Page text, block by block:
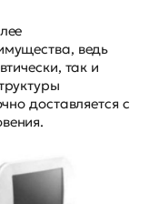
ведь
так и
доставляется с